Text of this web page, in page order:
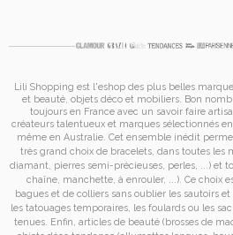
Lili Shopping est l'eshop des plus belles
et beauté, objets déco et mobiliers. Bon
toujours en France avec un savoir faire
créateurs talentueux et marques sélectionnés
même en Australie. Cet ensemble inédit
très grand choix de bracelets , dans toutes les
diamant, pierres semi-précieuses, perles, ...) et
chaîne, manchette, à enrouler, ...). Ce choix
bagues et de colliers sans oublier les sautoirs et
les tatouages temporaires, les foulards ou les
tenues. Enfin, articles de beauté (brosses de